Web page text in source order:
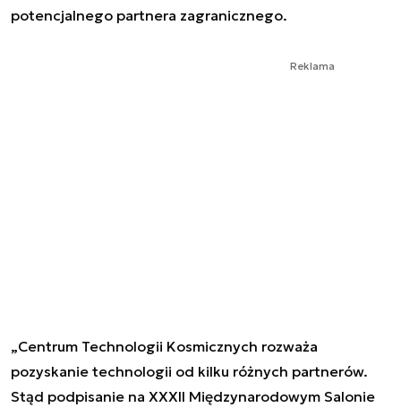
potencjalnego partnera zagranicznego.
Reklama
„Centrum Technologii Kosmicznych rozważa
pozyskanie technologii od kilku różnych partnerów.
Stąd podpisanie na XXXII Międzynarodowym Salonie